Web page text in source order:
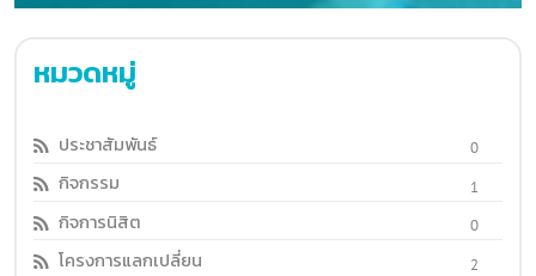
ประชาสัมพันธ์ 0
กิจกรรม 1
กิจการนิสิต 0
โครงการแลกเปลี่ยน 2